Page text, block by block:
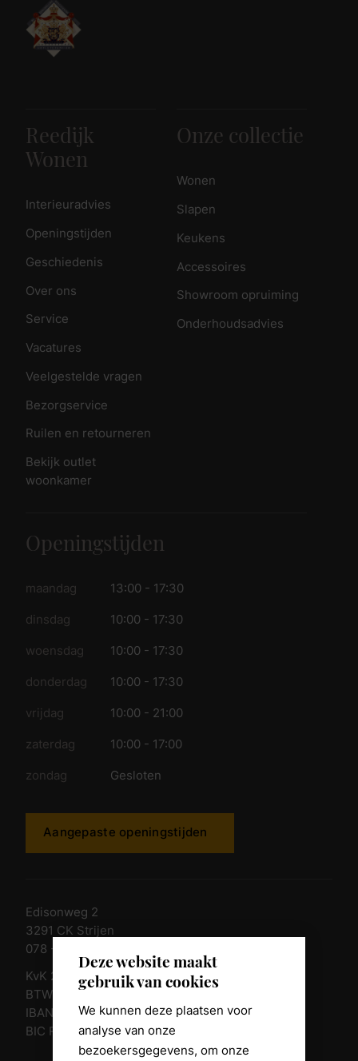
Deze website maakt
gebruik van cookies
We kunnen deze plaatsen voor
analyse van onze
bezoekersgegevens, om onze
Reedijk
Wonen
Interieuradvies
Openingstijden
Geschiedenis
Over ons
Service
Vacatures
Veelgestelde vragen
Bezorgservice
Ruilen en retourneren
Bekijk outlet
woonkamer
Onze collectie
Wonen
Slapen
Keukens
Accessoires
Showroom opruiming
Onderhoudsadvies
Openingstijden
maandag 13:00 - 17:30
dinsdag 10:00 - 17:30
woensdag 10:00 - 17:30
donderdag 10:00 - 17:30
vrijdag 10:00 - 21:00
zaterdag 10:00 - 17:00
zondag Gesloten
Aangepaste openingstijden
Edisonweg 2
3291 CK Strijen
078 - 674 84 85
KvK 23011135
BTW nr. NL 805098938.B.01
IBAN NL10 RABO 0361 8039 58
BIC RABONL2U